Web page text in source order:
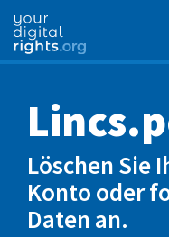
Löschen Sie
Konto oder
Daten an.